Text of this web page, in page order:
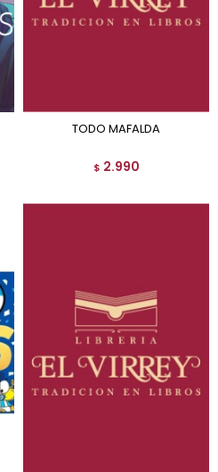
TODO MAFALDA
$ 2.990